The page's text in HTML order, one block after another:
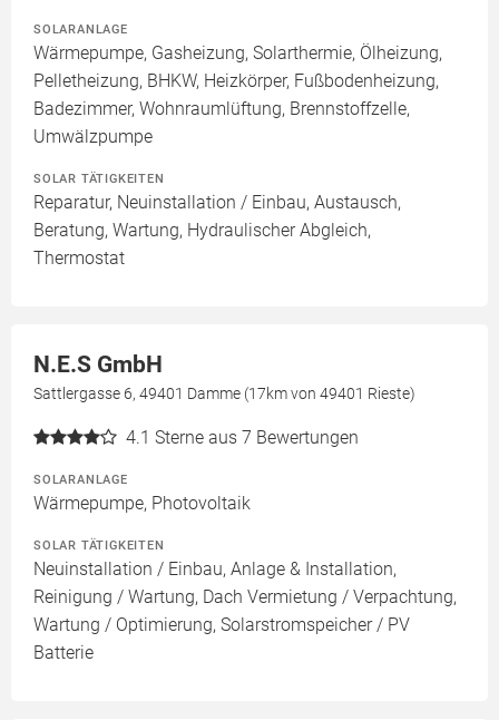
SOLARANLAGE
Wärmepumpe, Gasheizung, Solarthermie, Ölheizung,
Pelletheizung, BHKW, Heizkörper, Fußbodenheizung,
Badezimmer, Wohnraumlüftung, Brennstoffzelle,
Umwälzpumpe
SOLAR TÄTIGKEITEN
Reparatur, Neuinstallation / Einbau, Austausch,
Beratung, Wartung, Hydraulischer Abgleich,
Thermostat
N.E.S GmbH
Sattlergasse 6, 49401 Damme (17km von 49401 Rieste)
4.1 Sterne aus 7 Bewertungen
SOLARANLAGE
Wärmepumpe, Photovoltaik
SOLAR TÄTIGKEITEN
Neuinstallation / Einbau, Anlage & Installation,
Reinigung / Wartung, Dach Vermietung / Verpachtung,
Wartung / Optimierung, Solarstromspeicher / PV
Batterie